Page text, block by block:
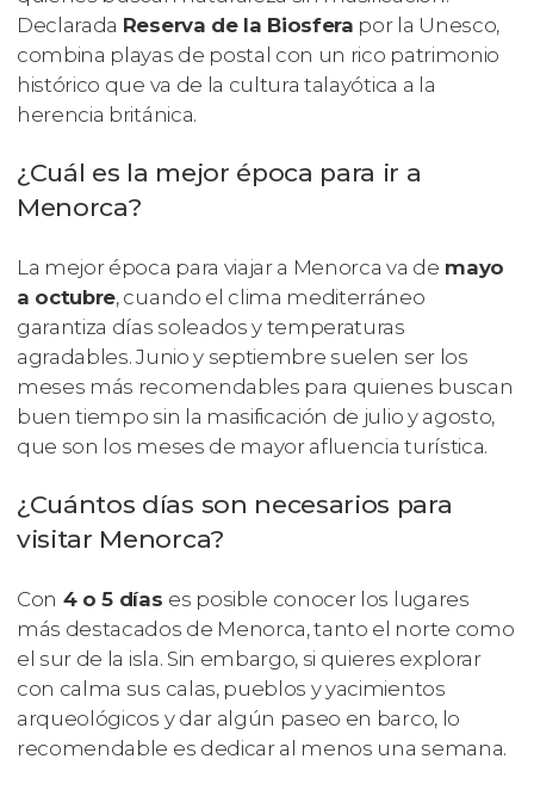
Declarada Reserva de la Biosfera por la Unesco,
combina playas de postal con un rico patrimonio
histórico que va de la cultura talayótica a la
herencia británica.
¿Cuál es la mejor época para ir a
Menorca?
La mejor época para viajar a Menorca va de mayo
a octubre, cuando el clima mediterráneo
garantiza días soleados y temperaturas
agradables. Junio y septiembre suelen ser los
meses más recomendables para quienes buscan
buen tiempo sin la masificación de julio y agosto,
que son los meses de mayor afluencia turística.
¿Cuántos días son necesarios para
visitar Menorca?
Con 4 o 5 días es posible conocer los lugares
más destacados de Menorca, tanto el norte como
el sur de la isla. Sin embargo, si quieres explorar
con calma sus calas, pueblos y yacimientos
arqueológicos y dar algún paseo en barco, lo
recomendable es dedicar al menos una semana.